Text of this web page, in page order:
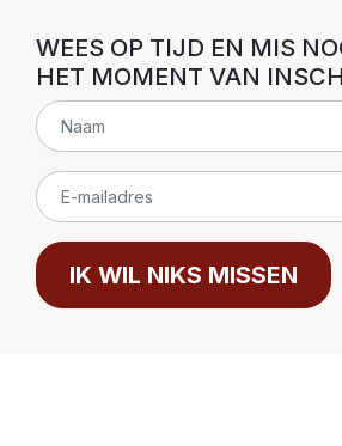
WEES OP TIJD EN MIS
HET MOMENT VAN
IK WIL NIKS MISSEN